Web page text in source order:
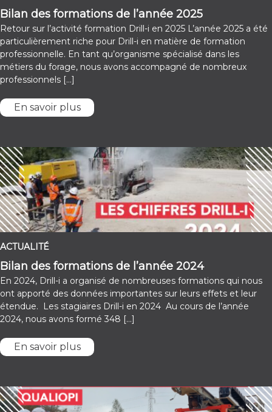
Bilan des formations de l’année 2025
Retour sur l’activité formation Drill-i en 2025 L’année 2025 a été
particulièrement riche pour Drill-i en matière de formation
professionnelle. En tant qu’organisme spécialisé dans les
métiers du forage, nous avons accompagné de nombreux
professionnels […]
En savoir plus
ACTUALITÉ
Bilan des formations de l’année 2024
En 2024, Drill-i a organisé de nombreuses formations qui nous
ont apporté des données importantes sur leurs effets et leur
étendue. Les stagiaires Drill-i en 2024 Au cours de l’année
2024, nous avons formé 348 […]
En savoir plus